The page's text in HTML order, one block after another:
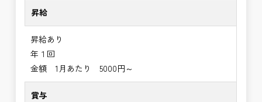
昇給
昇給あり
年１回
金額 1月あたり 5000円～
賞与